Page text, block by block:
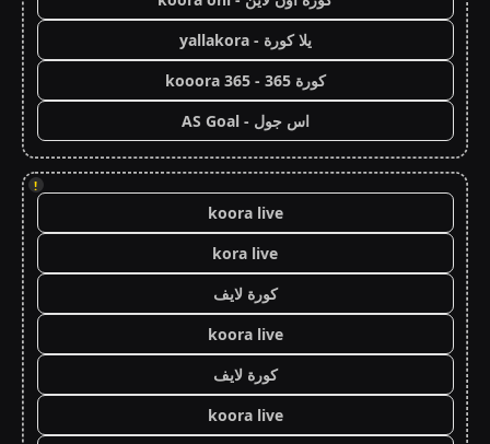
يلا كورة - yallakora
كورة 365 - kooora 365
اس جول - AS Goal
!
koora live
kora live
كورة لايف
koora live
كورة لايف
koora live